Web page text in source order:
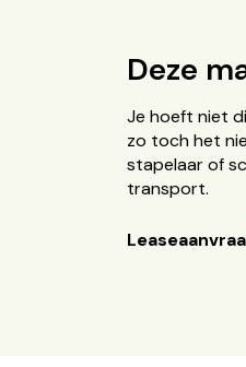
Deze
Je hoeft niet
zo toch het
stapelaar of
transport.